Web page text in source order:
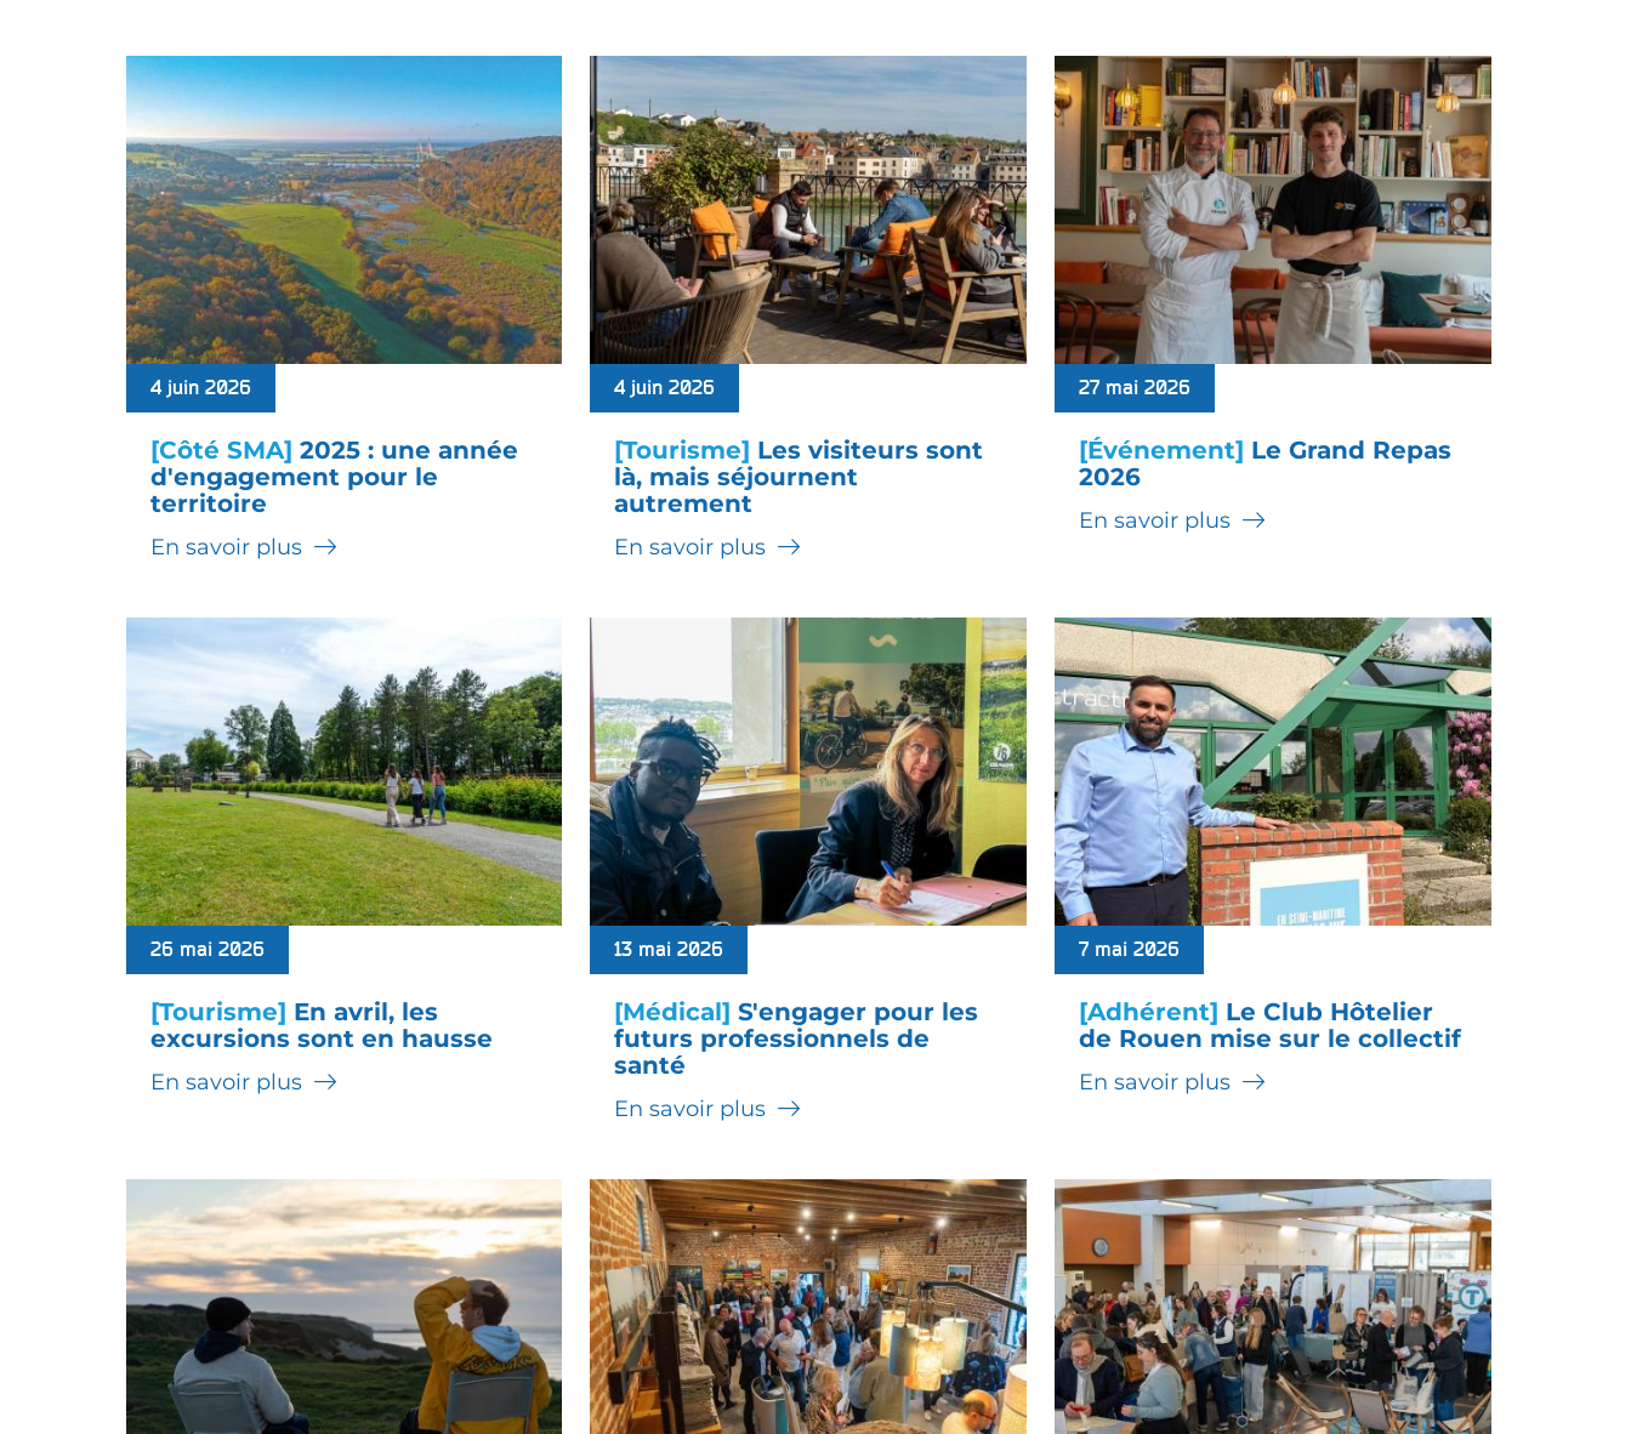
4 juin 2026
[Côté SMA] 2025 : une année
d'engagement pour le
territoire
En savoir plus
4 juin 2026
[Tourisme] Les visiteurs sont
là, mais séjournent
autrement
En savoir plus
27 mai 2026
[Événement] Le Grand Repas
2026
En savoir plus
26 mai 2026
[Tourisme] En avril, les
excursions sont en hausse
En savoir plus
13 mai 2026
[Médical]S'engager pour les
futurs professionnels de
santé
En savoir plus
7 mai 2026
[Adhérent] Le Club Hôtelier
de Rouen mise sur le collectif
En savoir plus